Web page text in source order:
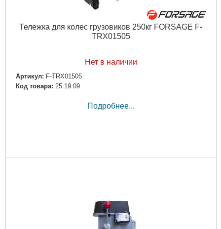
Тележка для колес грузовиков 250кг FORSAGE F-
TRX01505
Нет в наличии
Артикул: F-TRX01505
Код товара: 25.19.09
Подробнее...